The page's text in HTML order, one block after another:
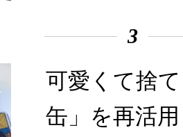
3
可愛くて捨
缶」を再活